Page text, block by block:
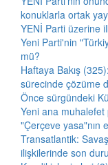
konuklarla ortak
YENİ Parti üzerine
Yeni Parti'nin
mü?
Haftaya Bakış
sürecinde çözüme
Önce sürgündeki
Yeni ana
"Çerçeve yasa"nın
Transatlantik:
ilişkilerinde son